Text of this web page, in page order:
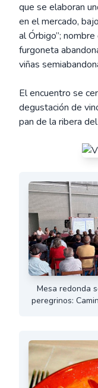
que se elaboran
en el mercado,
al Órbigo”;
furgoneta
viñas
El encuentro se
degustación de
pan de la ribera
Mesa redonda
peregrinos: